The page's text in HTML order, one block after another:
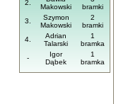
2.
Makowski
bramki
3.
Szymon
Makowski
2
bramki
4.
Adrian
Talarski
1
bramka
-
Igor
Dąbek
1
bramka